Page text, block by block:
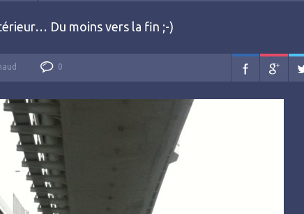
Du moins vers la fin ;-)
0